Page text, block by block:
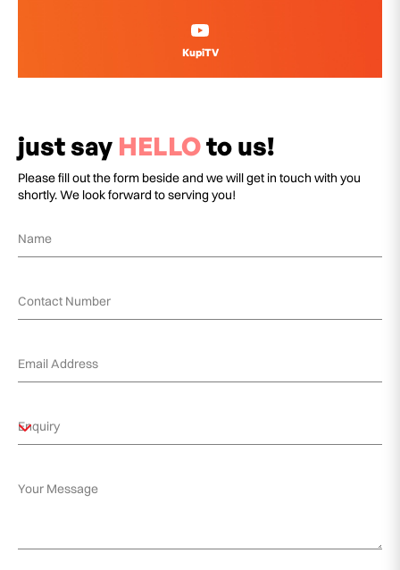
KupiTV
just say HELLOto us!
Please fill out the form beside and we will get in touch with you
shortly. We look forward to serving you!